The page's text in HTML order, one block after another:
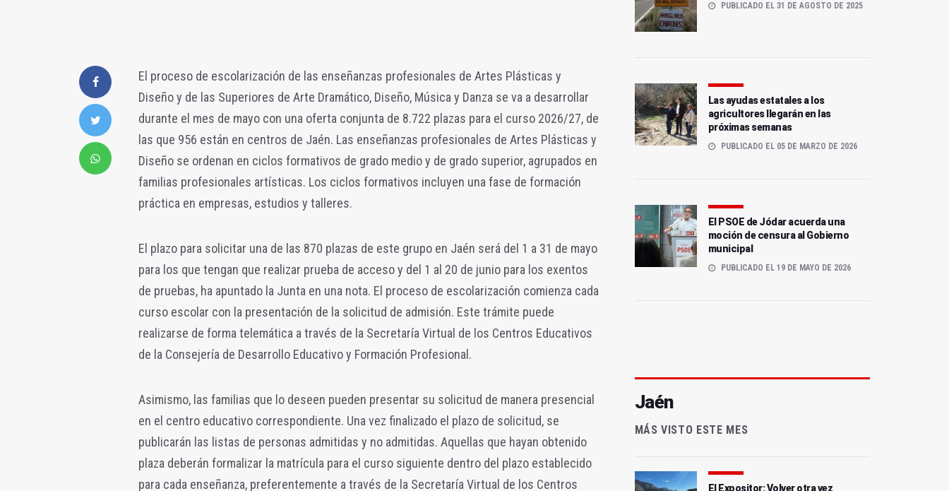
El proceso de escolarización de las enseñanzas profesionales de Artes Plásticas y
Diseño y de las Superiores de Arte Dramático, Diseño, Música y Danza se va a desarrollar
durante el mes de mayo con una oferta conjunta de 8.722 plazas para el curso 2026/27, de
las que 956 están en centros de Jaén. Las enseñanzas profesionales de Artes Plásticas y
Diseño se ordenan en ciclos formativos de grado medio y de grado superior, agrupados en
familias profesionales artísticas. Los ciclos formativos incluyen una fase de formación
práctica en empresas, estudios y talleres.
El plazo para solicitar una de las 870 plazas de este grupo en Jaén será del 1 a 31 de mayo
para los que tengan que realizar prueba de acceso y del 1 al 20 de junio para los exentos
de pruebas, ha apuntado la Junta en una nota. El proceso de escolarización comienza cada
curso escolar con la presentación de la solicitud de admisión. Este trámite puede
realizarse de forma telemática a través de la Secretaría Virtual de los Centros Educativos
de la Consejería de Desarrollo Educativo y Formación Profesional.
Asimismo, las familias que lo deseen pueden presentar su solicitud de manera presencial
en el centro educativo correspondiente. Una vez finalizado el plazo de solicitud, se
publicarán las listas de personas admitidas y no admitidas. Aquellas que hayan obtenido
plaza deberán formalizar la matrícula para el curso siguiente dentro del plazo establecido
para cada enseñanza, preferentemente a través de la Secretaría Virtual de los Centros
PUBLICADO EL 31 DE AGOSTO DE 2025
Las ayudas estatales a los
agricultores llegarán en las
próximas semanas
PUBLICADO EL 05 DE MARZO DE 2026
El PSOE de Jódar acuerda una
moción de censura al Gobierno
municipal
PUBLICADO EL 19 DE MAYO DE 2026
Jaén
MÁS VISTO ESTE MES
El Expositor: Volver otra vez